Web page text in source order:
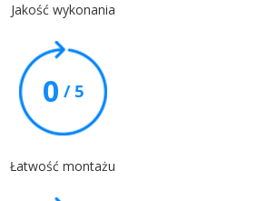
Jakość wykonania
0 / 5
Łatwość montażu